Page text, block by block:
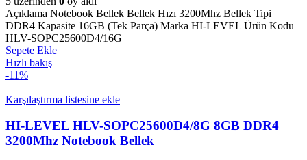
$85.00.fiyat:
$75.00.
Açıklama Notebook Bellek Bellek Hızı 3200Mhz Bellek Tipi
DDR4 Kapasite 16GB (Tek Parça) Marka HI-LEVEL Ürün Kodu
HLV-SOPC25600D4/16G
Sepete Ekle
Hızlı bakış
-11%
Karşılaştırma listesine ekle
HI-LEVEL HLV-SOPC25600D4/8G 8GB DDR4
3200Mhz Notebook Bellek